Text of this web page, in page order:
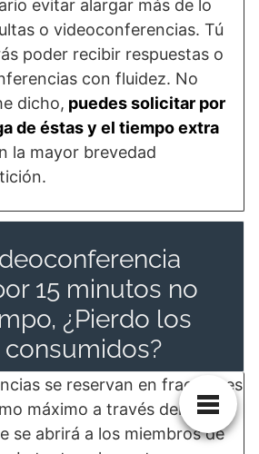
evitar alargar más de lo
o videoconferencias. Tú
poder recibir respuestas o
con fluidez. No
dicho, puedes solicitar por
de éstas y el tiempo extra
la mayor brevedad
15 minutos no
¿Pierdo los
se reservan en fracciones
máximo a través del
se abrirá a los miembros de